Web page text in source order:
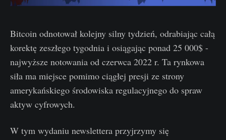
Bitcoin odnotował kolejny silny tydzień, odrabiając całą
korektę zeszłego tygodnia i osiągając ponad 25 000$ -
najwyższe notowania od czerwca 2022 r. Ta rynkowa
siła ma miejsce pomimo ciągłej presji ze strony
amerykańskiego środowiska regulacyjnego do spraw
aktyw cyfrowych.
W tym wydaniu newslettera przyjrzymy się